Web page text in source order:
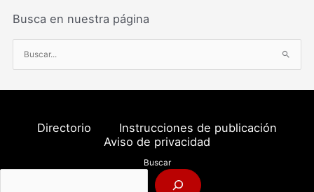
Busca en nuestra página
u
s
o
Directorio
Instrucciones de publicación
Aviso de privacidad
Buscar